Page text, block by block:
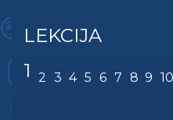
LEKCIJA
1
2 3 4 5 6 7 8 9 10